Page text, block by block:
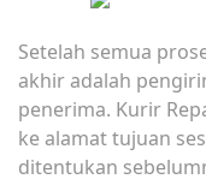
Setelah semua
akhir adalah
penerima. Kurir
ke alamat tujuan
ditentukan